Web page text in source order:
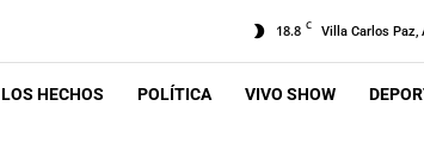
18.8 C Villa Carlos Paz,
LOS HECHOS POLÍTICA VIVO SHOW